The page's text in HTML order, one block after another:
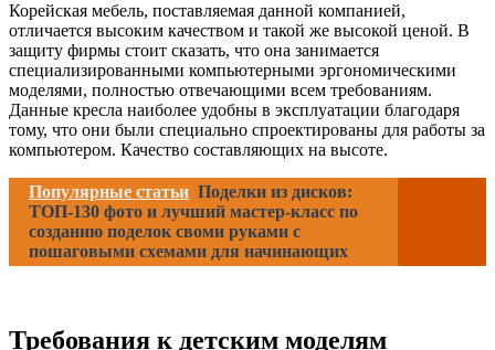
Корейская мебель, поставляемая данной компанией,
отличается высоким качеством и такой же высокой ценой. В
защиту фирмы стоит сказать, что она занимается
специализированными компьютерными эргономическими
моделями, полностью отвечающими всем требованиям.
Данные кресла наиболее удобны в эксплуатации благодаря
тому, что они были специально спроектированы для работы за
компьютером. Качество составляющих на высоте.
Популярные статьи Поделки из дисков:
ТОП-130 фото и лучший мастер-класс по
созданию поделок своми руками с
пошаговыми схемами для начинающих
Требования к детским моделям